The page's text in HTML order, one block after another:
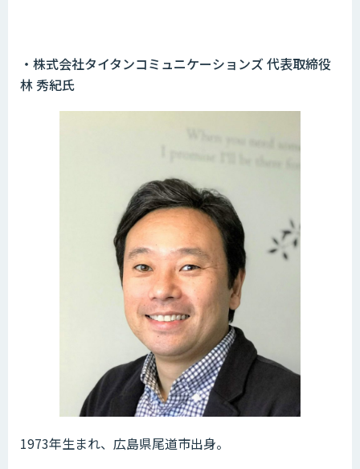
・株式会社タイタンコミュニケーションズ 代表取締役
林 秀紀氏
1973年生まれ、広島県尾道市出身。